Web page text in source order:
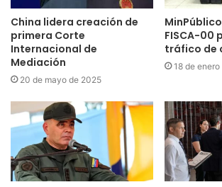
China lidera creación de
primera Corte
Internacional de
Mediación
20 de mayo de 2025
FISCA-00
tráfico de
18 de